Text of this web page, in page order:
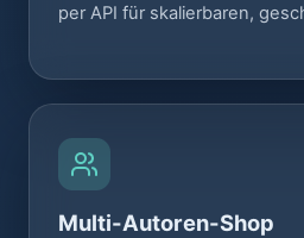
per API für skalierbaren,
Multi-Autoren-Shop